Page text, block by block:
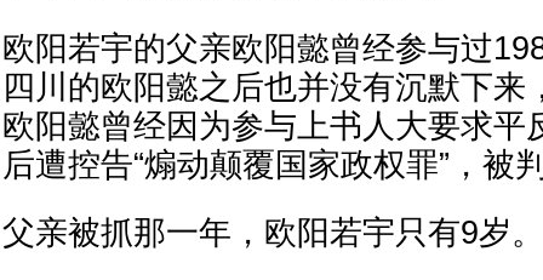
欧阳若宇的父亲欧阳懿曾经参与过
四川的欧阳懿之后也并没有沉默下来
欧阳懿曾经因为参与上书人大要求平
后遭控告“煽动颠覆国家政权罪”，被
父亲被抓那一年，欧阳若宇只有9岁。